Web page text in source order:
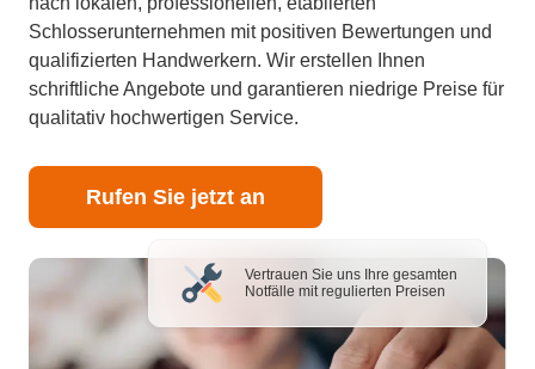
Schlosserunternehmen mit positiven Bewertungen und
qualifizierten Handwerkern. Wir erstellen Ihnen
schriftliche Angebote und garantieren niedrige Preise für
qualitativ hochwertigen Service.
Rufen Sie jetzt an
Vertrauen Sie uns Ihre gesamten
Notfälle mit regulierten Preisen